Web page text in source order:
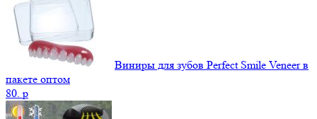
Виниры для зубов Perfect Smile Veneer в
пакете оптом
80. p